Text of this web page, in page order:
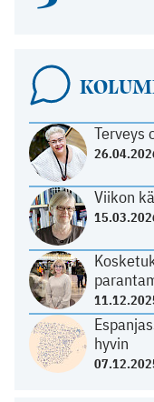
Terveys
Viikon
hyvin